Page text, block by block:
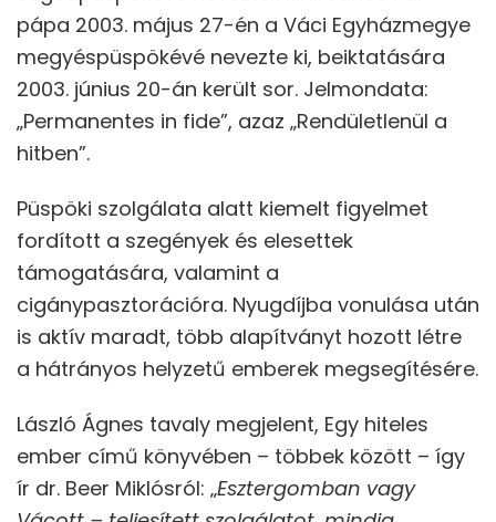
pápa 2003. május 27-én a Váci Egyházmegye
megyéspüspökévé nevezte ki, beiktatására
2003. június 20-án került sor. Jelmondata:
„Permanentes in fide”, azaz „Rendületlenül a
hitben”.
Püspöki szolgálata alatt kiemelt figyelmet
fordított a szegények és elesettek
támogatására, valamint a
cigánypasztorációra. Nyugdíjba vonulása után
is aktív maradt, több alapítványt hozott létre
a hátrányos helyzetű emberek megsegítésére.
László Ágnes tavaly megjelent, Egy hiteles
ember című könyvében – többek között – így
ír dr. Beer Miklósról: „Esztergomban vagy